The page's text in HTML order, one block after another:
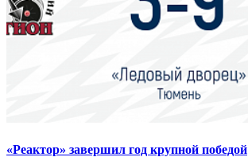
«Реактор» завершил год крупной победой